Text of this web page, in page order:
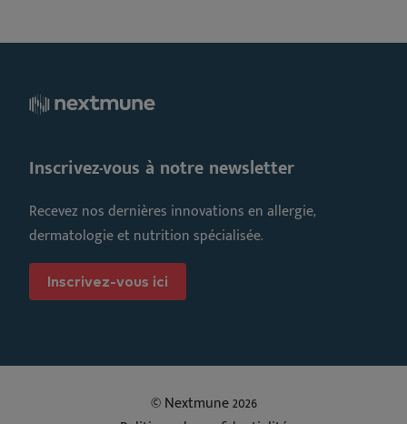
Inscrivez-vous à notre newsletter
Recevez nos dernières innovations en allergie,
dermatologie et nutrition spécialisée.
Inscrivez-vous ici
© Nextmune 2026